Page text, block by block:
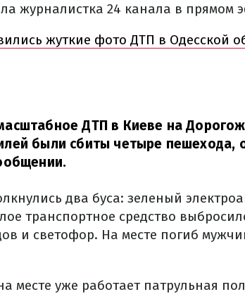
журналистка 24 канала в прямом
жуткие фото ДТП в Одесской
ДТП в Киеве на
были сбиты четыре пешехода,
два буса: зеленый
транспортное средство
и светофор. На месте погиб
месте уже работает патрульная